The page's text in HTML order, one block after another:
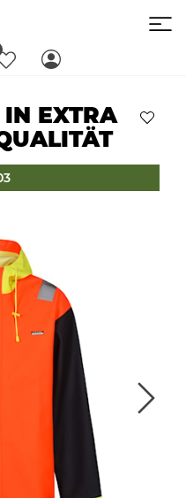
EXTRA